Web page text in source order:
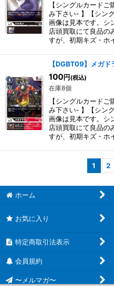
【シングルカード
み下さい- 】【シン
画像は見本です。シ
店頭買取にて良品の
すが、初期キズ・ホ
【DGBT09】メガド
100円 (税込)
在庫8個
【シングルカード
み下さい- 】【シン
画像は見本です。シ
店頭買取にて良品の
すが、初期キズ・ホ
1 2
ホーム
お気に入り
特定商取引法表示
会員規約
〜メルマガ〜